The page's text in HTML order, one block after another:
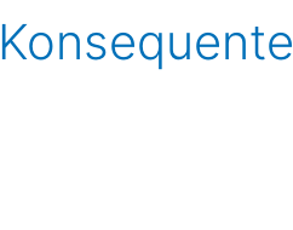
Konsequente